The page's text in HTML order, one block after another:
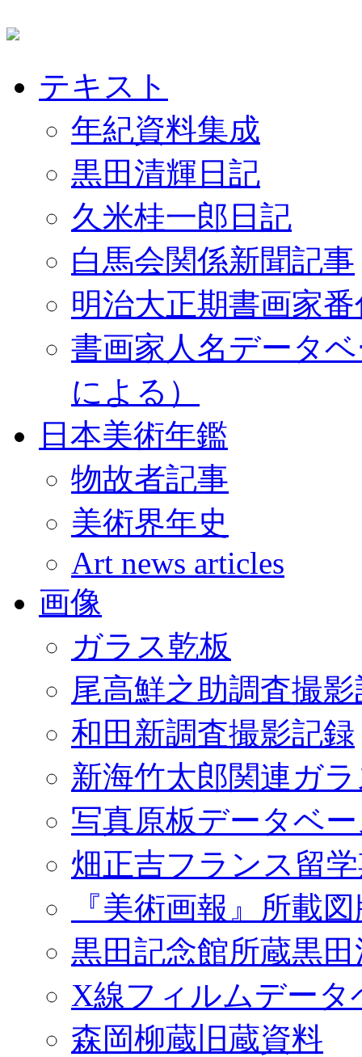
テキスト
年紀資料集成
黒田清輝日記
久米桂一郎日記
白馬会関係新聞記事
明治大正期書画家
書画家人名データ
による）
日本美術年鑑
物故者記事
美術界年史
Art news articles
画像
ガラス乾板
尾高鮮之助調査撮
和田新調査撮影記録
新海竹太郎関連ガ
写真原板データベ
畑正吉フランス留
『美術画報』所載
黒田記念館所蔵黒
X線フィルムデータ
森岡柳蔵旧蔵資料